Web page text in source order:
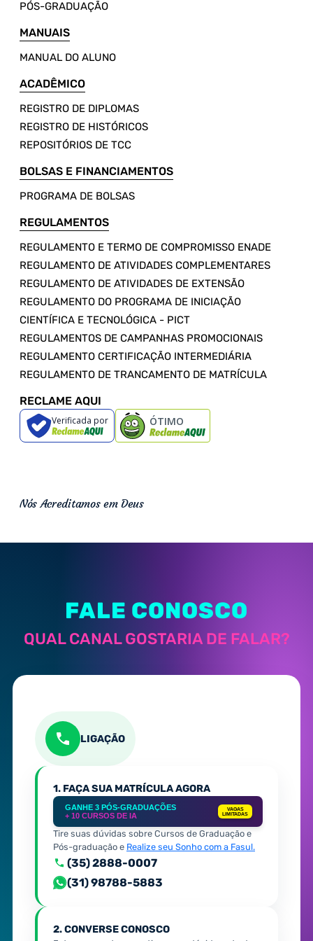
PÓS-GRADUAÇÃO
MANUAIS
MANUAL DO ALUNO
ACADÊMICO
REGISTRO DE DIPLOMAS
REGISTRO DE HISTÓRICOS
REPOSITÓRIOS DE TCC
BOLSAS E FINANCIAMENTOS
PROGRAMA DE BOLSAS
REGULAMENTOS
REGULAMENTO E TERMO DE COMPROMISSO ENADE
REGULAMENTO DE ATIVIDADES COMPLEMENTARES
REGULAMENTO DE ATIVIDADES DE EXTENSÃO
REGULAMENTO DO PROGRAMA DE INICIAÇÃO
CIENTÍFICA E TECNOLÓGICA - PICT
REGULAMENTOS DE CAMPANHAS PROMOCIONAIS
REGULAMENTO CERTIFICAÇÃO INTERMEDIÁRIA
REGULAMENTO DE TRANCAMENTO DE MATRÍCULA
RECLAME AQUI
Verificada por ÓTIMO
Nós Acreditamos em Deus
FALE CONOSCO
QUAL CANAL GOSTARIA DE FALAR?
LIGAÇÃO
1. FAÇA SUA MATRÍCULA AGORA
GANHE 3 PÓS-GRADUAÇÕES
+ 10 CURSOS DE IA
VAGAS
LIMITADAS
Tire suas dúvidas sobre Cursos de Graduação e
Pós-graduação e Realize seu Sonho com a Fasul.
(35) 2888-0007
(31) 98788-5883
2. CONVERSE CONOSCO